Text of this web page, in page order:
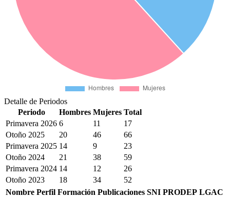
Detalle de Periodos
Periodo
Hombres Mujeres Total
Primavera 2026 6 11
17
Otoño 2025
20 46
66
Primavera 2025 14 9
23
Otoño 2024
21 38
59
Primavera 2024 14 12
26
Otoño 2023
18 34
52
Nombre Perfil Formación Publicaciones SNI PRODEP LGAC